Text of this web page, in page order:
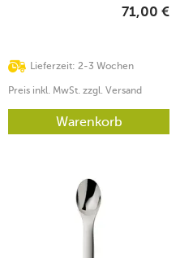
Lieferzeit: 2-3 Wochen
71,00 €
Preis inkl. MwSt. zzgl. Versand
Warenkorb